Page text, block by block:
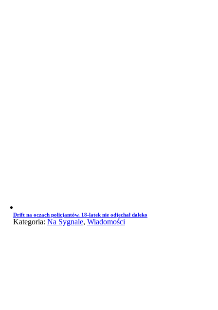
Drift na oczach policjantów. 18-latek nie odjechał daleko
Kategoria: Na Sygnale, Wiadomości